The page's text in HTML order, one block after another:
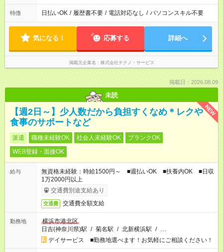
特徴 日払いOK / 履歴書不要 / 電話対応なし / パソコンスキル不要
気になる！ 応募する 詳細へ
掲載元企業名 株式会社テクノ・サービス
掲載日：2026.08.09
未読
NEW
【週2日～】少人数だから負担すくなめ＊レクや
食事のサポートなど
派遣 職種未経験OK 社会人未経験OK
ブランクOK
WEB登録・面接OK
給与
無資格未経験：時給1500円～ ■週払いOK ■扶養内OK ■日収
1万2000円以上
交通費別途支給あり
交通費 交通費全額支給
勤務地
横浜市港北区
日吉(神奈川県)駅 / 菊名駅 / 北新横浜駅 / …
デイサービス ■勤務地選べます！お気軽にご相談ください！